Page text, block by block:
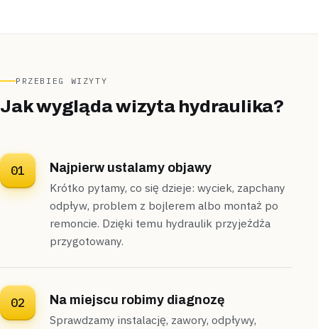
PRZEBIEG WIZYTY
Jak wygląda wizyta hydraulika?
01
Najpierw ustalamy objawy
Krótko pytamy, co się dzieje: wyciek, zapchany
odpływ, problem z bojlerem albo montaż po
remoncie. Dzięki temu hydraulik przyjeżdża
przygotowany.
02
Na miejscu robimy diagnozę
Sprawdzamy instalację, zawory, odpływy,